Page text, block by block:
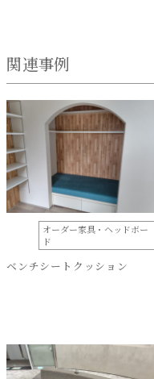
関連事例
オーダー家具・ヘッドボー
ド
ベンチシートクッション